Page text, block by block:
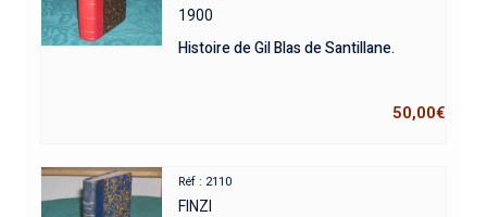
1900
Histoire de Gil Blas de Santillane.
50,00€
Réf : 2110
FINZI